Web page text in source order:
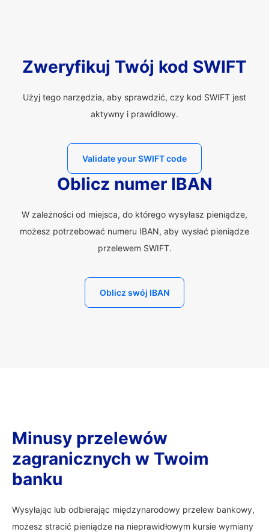
Zweryfikuj Twój kod SWIFT
Użyj tego narzędzia, aby sprawdzić, czy kod SWIFT jest
aktywny i prawidłowy.
Validate your SWIFT code
Oblicz numer IBAN
W zależności od miejsca, do którego wysyłasz pieniądze,
możesz potrzebować numeru IBAN, aby wysłać pieniądze
przelewem SWIFT.
Oblicz swój IBAN
Minusy przelewów
zagranicznych w Twoim
banku
Wysyłając lub odbierając międzynarodowy przelew bankowy,
możesz stracić pieniądze na nieprawidłowym kursie wymiany